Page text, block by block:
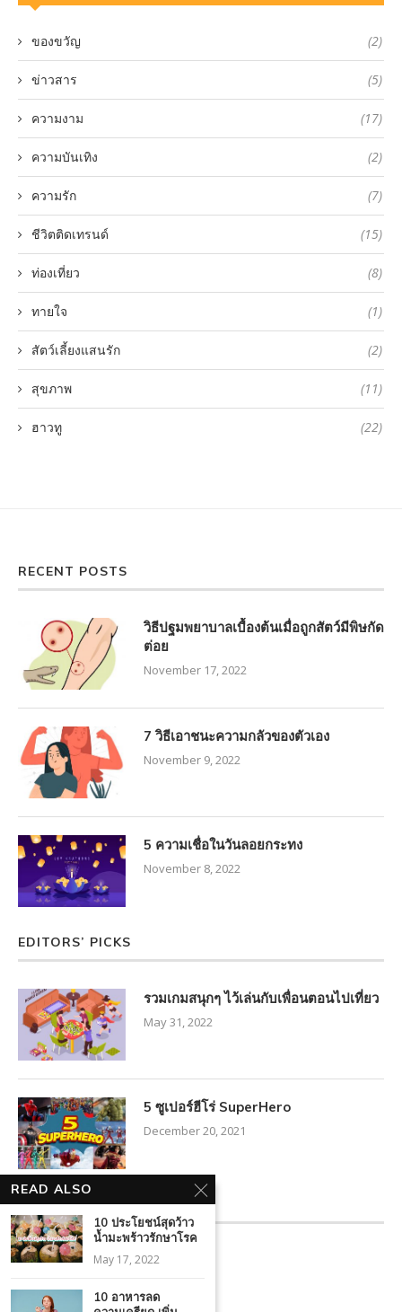
ของขวัญ (2)
ข่าวสาร (5)
ความงาม (17)
ความบันเทิง (2)
ความรัก (7)
ชีวิตติดเทรนด์ (15)
ท่องเที่ยว (8)
ทายใจ (1)
สัตว์เลี้ยงแสนรัก (2)
สุขภาพ (11)
ฮาวทู (22)
RECENT POSTS
วิธีปฐมพยาบาลเบื้องต้นเมื่อถูกสัตว์มีพิษกัด
ต่อย
November 17, 2022
7 วิธีเอาชนะความกลัวของตัวเอง
November 9, 2022
5 ความเชื่อในวันลอยกระทง
November 8, 2022
EDITORS’ PICKS
รวมเกมสนุกๆ ไว้เล่นกับเพื่อนตอนไปเที่ยว
May 31, 2022
5 ซูเปอร์ฮีโร่ SuperHero
December 20, 2021
FACEBOOK FEED
READ ALSO
10 ประโยชน์สุดว้าว
น้ำมะพร้าวรักษาโรค
May 17, 2022
10 อาหารลด